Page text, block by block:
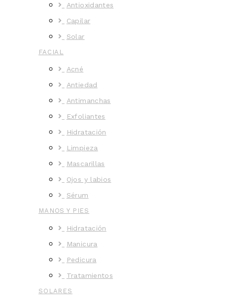
Antioxidantes
Capilar
Solar
FACIAL
Acné
Antiedad
Antimanchas
Exfoliantes
Hidratación
Limpieza
Mascarillas
Ojos y labios
Sérum
MANOS Y PIES
Hidratación
Manicura
Pedicura
Tratamientos
SOLARES